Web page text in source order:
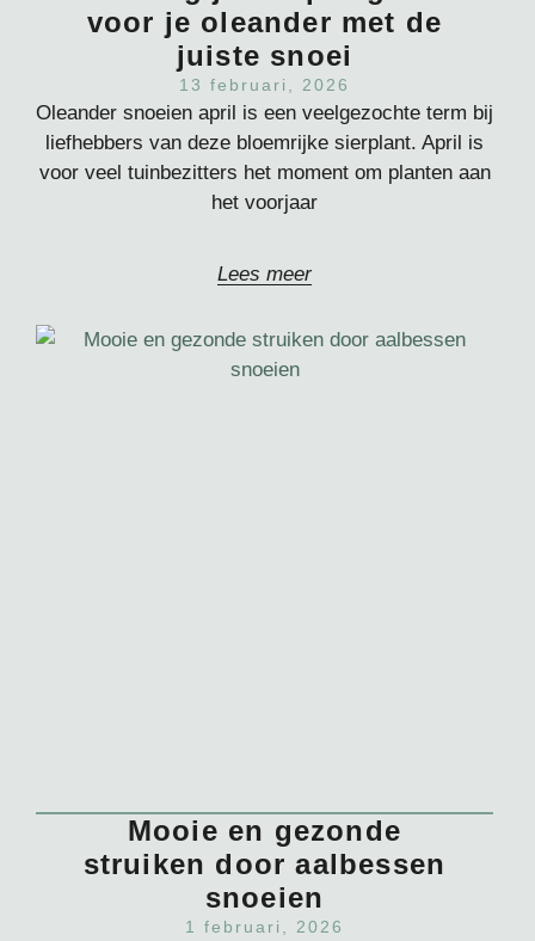
voor je oleander met de
juiste snoei
13 februari, 2026
Oleander snoeien april is een veelgezochte term bij
liefhebbers van deze bloemrijke sierplant. April is
voor veel tuinbezitters het moment om planten aan
het voorjaar
Lees meer
Mooie en gezonde
struiken door aalbessen
snoeien
1 februari, 2026